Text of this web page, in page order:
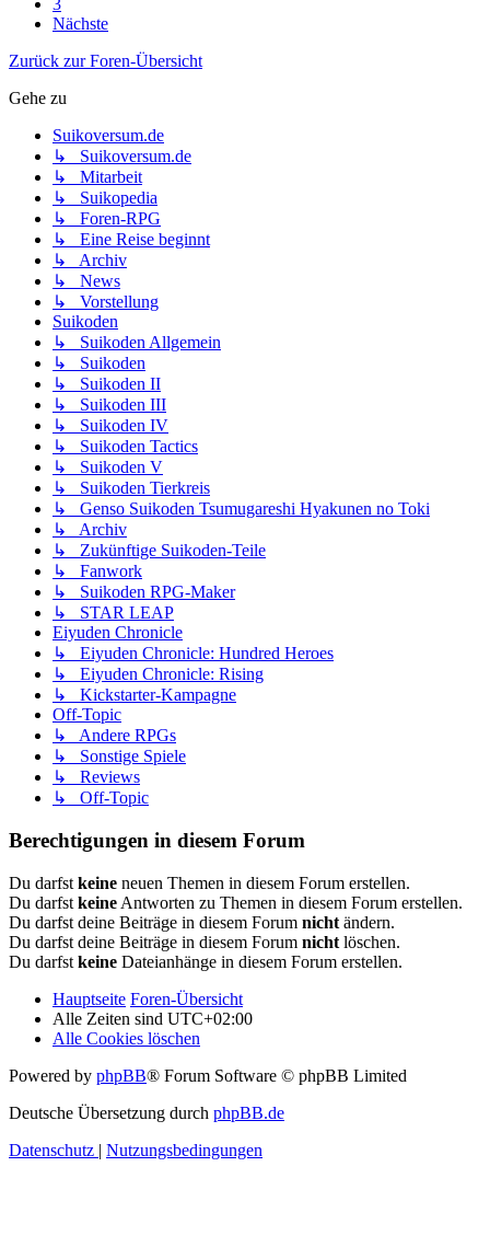
3
Nächste
Zurück zur Foren-Übersicht
Gehe zu
Suikoversum.de
↳ Suikoversum.de
↳ Mitarbeit
↳ Suikopedia
↳ Foren-RPG
↳ Eine Reise beginnt
↳ Archiv
↳ News
↳ Vorstellung
Suikoden
↳ Suikoden Allgemein
↳ Suikoden
↳ Suikoden II
↳ Suikoden III
↳ Suikoden IV
↳ Suikoden Tactics
↳ Suikoden V
↳ Suikoden Tierkreis
↳ Genso Suikoden Tsumugareshi Hyakunen no Toki
↳ Archiv
↳ Zukünftige Suikoden-Teile
↳ Fanwork
↳ Suikoden RPG-Maker
↳ STAR LEAP
Eiyuden Chronicle
↳ Eiyuden Chronicle: Hundred Heroes
↳ Eiyuden Chronicle: Rising
↳ Kickstarter-Kampagne
Off-Topic
↳ Andere RPGs
↳ Sonstige Spiele
↳ Reviews
↳ Off-Topic
Berechtigungen in diesem Forum
Du darfst keine neuen Themen in diesem Forum erstellen.
Du darfst keine Antworten zu Themen in diesem Forum erstellen.
Du darfst deine Beiträge in diesem Forum nicht ändern.
Du darfst deine Beiträge in diesem Forum nicht löschen.
Du darfst keine Dateianhänge in diesem Forum erstellen.
Hauptseite Foren-Übersicht
Alle Zeiten sind UTC+02:00
Alle Cookies löschen
Powered by phpBB® Forum Software © phpBB Limited
Deutsche Übersetzung durch phpBB.de
Datenschutz | Nutzungsbedingungen